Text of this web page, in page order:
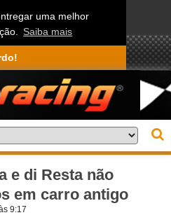
uma melhor
Saiba mais
e di Resta não
em carro antigo
9:17